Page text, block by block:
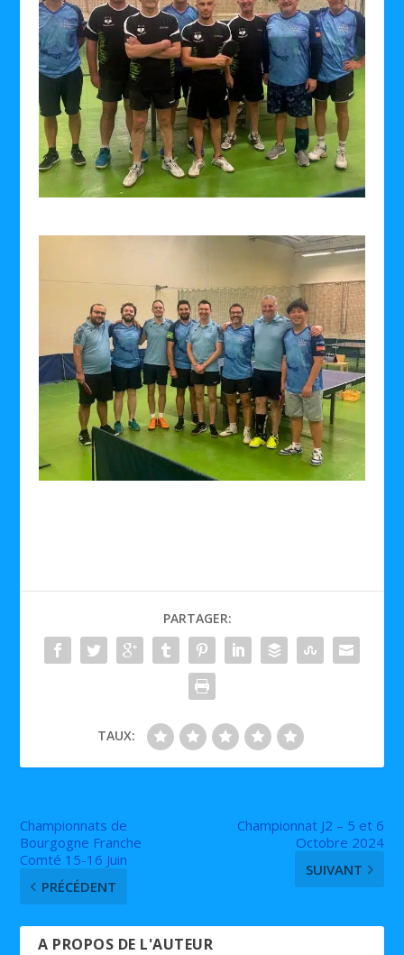
PARTAGER:
TAUX:
Championnats de
Bourgogne Franche
Comté 15-16 Juin
PRÉCÉDENT
Championnat J2 – 5 et 6
Octobre 2024
SUIVANT
A PROPOS DE L'AUTEUR